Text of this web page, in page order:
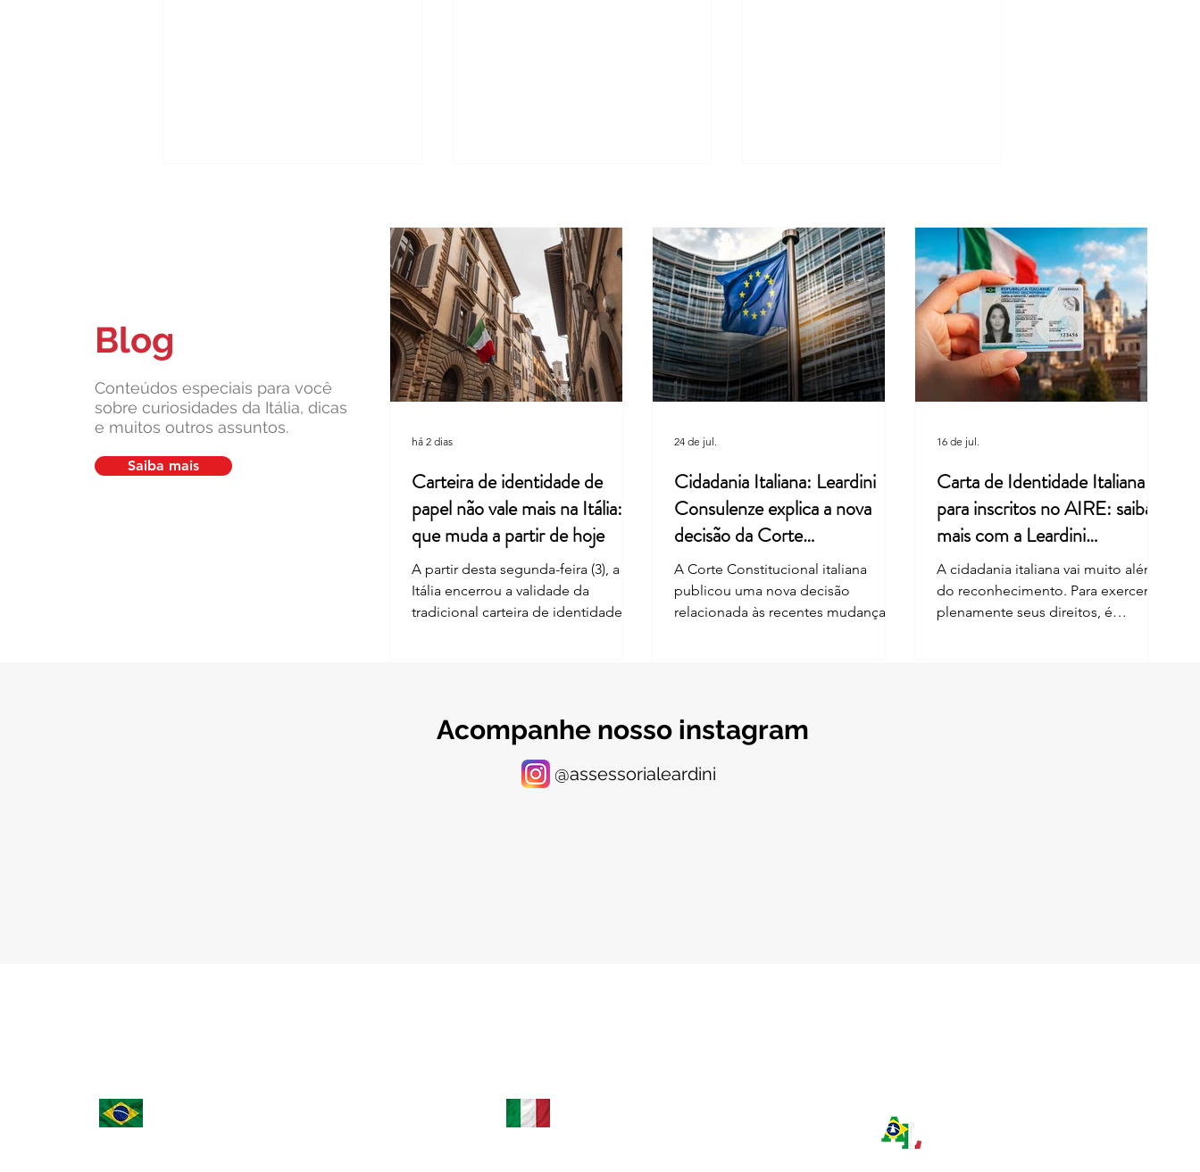
muda a partir de hoje
Cidadania Italiana: Leardini
Consulenze explica a nova
decisão da Corte Constitucional
Carta de Identidade Italiana para
inscritos no AIRE: saiba mais
com a Leardini Consulenze
Blog
Conteúdos especiais para você
sobre curiosidades da Itália, dicas
e muitos outros assuntos.
Saiba mais
Carteira de identidade de
papel não vale mais na Itália: o
que muda a partir de hoje
A partir desta segunda-feira (3), a
Itália encerrou a validade da
tradicional carteira de identidade
2019/1157, que exige zona de leitura
ótica (MRZ) nos documentos de
identificação – recurso que o
modelo italiano em papel nunca
há 2 dias
Cidadania Italiana: Leardini
Consulenze explica a nova
decisão da Corte
Constitucional
A Corte Constitucional italiana
publicou uma nova decisão
relacionada às recentes mudanças
introduzido após a reforma de 2025.
A norma estabelece limitações ao
determinadas pessoas nascidas fora
24 de jul.
Carta de Identidade Italiana
para inscritos no AIRE: saiba
mais com a Leardini
Consulenze
A cidadania italiana vai muito além
do reconhecimento. Para exercer
plenamente seus direitos, é
16 de jul.
Acompanhe nosso instagram
@assessorialeardini